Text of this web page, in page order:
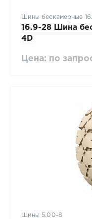
Шины бескамерные
16.9-28 Шина
4D
Цена: по
Шины 5.00-8